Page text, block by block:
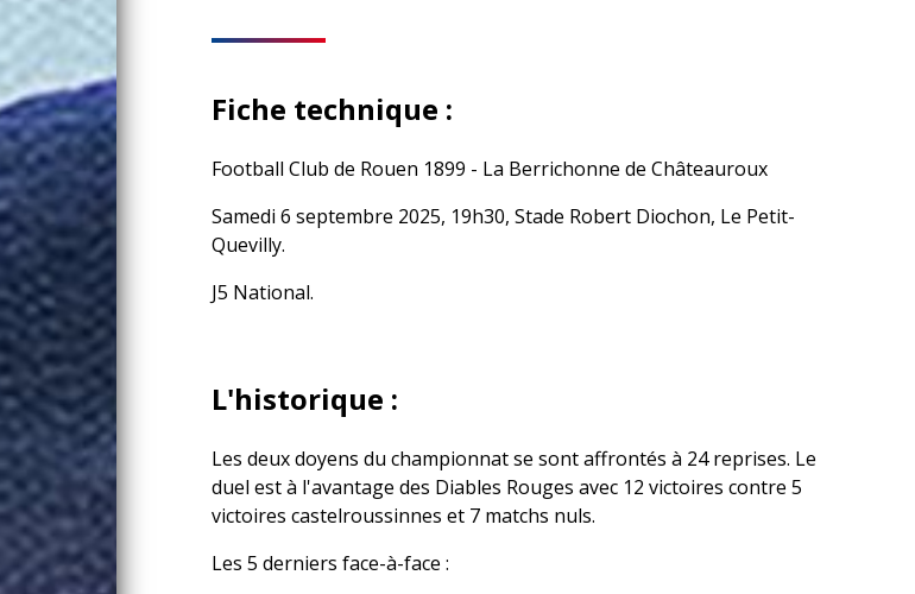
Fiche technique :
Football Club de Rouen 1899 - La Berrichonne de Châteauroux
Samedi 6 septembre 2025, 19h30, Stade Robert Diochon, Le Petit-
Quevilly.
J5 National.
L'historique :
Les deux doyens du championnat se sont affrontés à 24 reprises. Le
duel est à l'avantage des Diables Rouges avec 12 victoires contre 5
victoires castelroussinnes et 7 matchs nuls.
Les 5 derniers face-à-face :